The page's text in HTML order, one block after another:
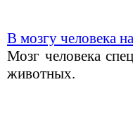
В мозгу человека
Мозг человека
животных.